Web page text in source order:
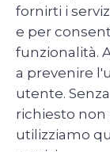
fornirti i
e per
funzionalità.
a prevenire
utente.
richiesto non
utilizziamo